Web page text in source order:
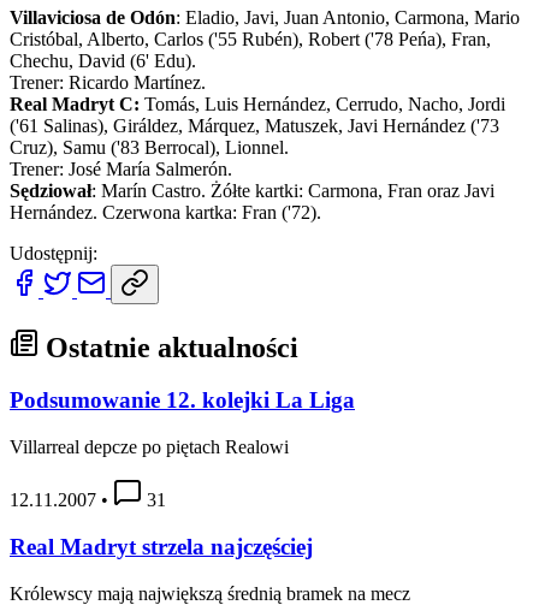
Villaviciosa de Odón: Eladio, Javi, Juan Antonio, Carmona, Mario
Cristóbal, Alberto, Carlos ('55 Rubén), Robert ('78 Peńa), Fran,
Chechu, David (6' Edu).
Trener: Ricardo Martínez.
Real Madryt C: Tomás, Luis Hernández, Cerrudo, Nacho, Jordi
('61 Salinas), Giráldez, Márquez, Matuszek, Javi Hernández ('73
Cruz), Samu ('83 Berrocal), Lionnel.
Trener: José María Salmerón.
Sędziował: Marín Castro. Żółte kartki: Carmona, Fran oraz Javi
Hernández. Czerwona kartka: Fran ('72).
Udostępnij:
Ostatnie aktualności
Podsumowanie 12. kolejki La Liga
Villarreal depcze po piętach Realowi
12.11.2007 • 31
Real Madryt strzela najczęściej
Królewscy mają największą średnią bramek na mecz